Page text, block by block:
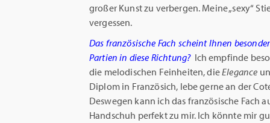
großer Kunst zu verbergen. Meine „sexy“
vergessen.
Das französische Fach scheint Ihnen
Partien in diese Richtung? Ich empfinde
die melodischen Feinheiten, dieElegance
Diplom in Französich, lebe gerne an der
Deswegen kann ich das französische Fach
Handschuh perfekt zu mir. Ich könnte mir